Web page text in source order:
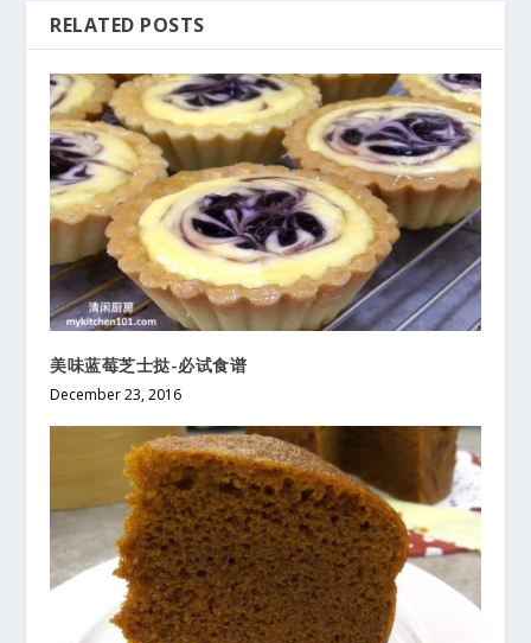
RELATED POSTS
美味蓝莓芝士挞-必试食谱
December 23, 2016